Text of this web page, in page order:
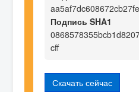
Подпись SHA1
cff
Скачать сейчас